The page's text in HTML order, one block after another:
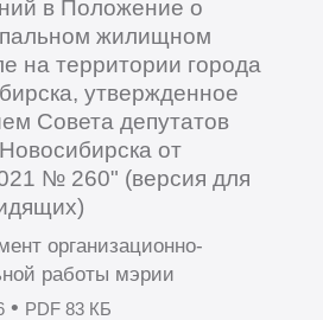
в Положение о
жилищном
на территории города
утвержденное
Совета депутатов
от
№ 260" (версия для
организационно-
работы мэрии
• PDF 83 КБ